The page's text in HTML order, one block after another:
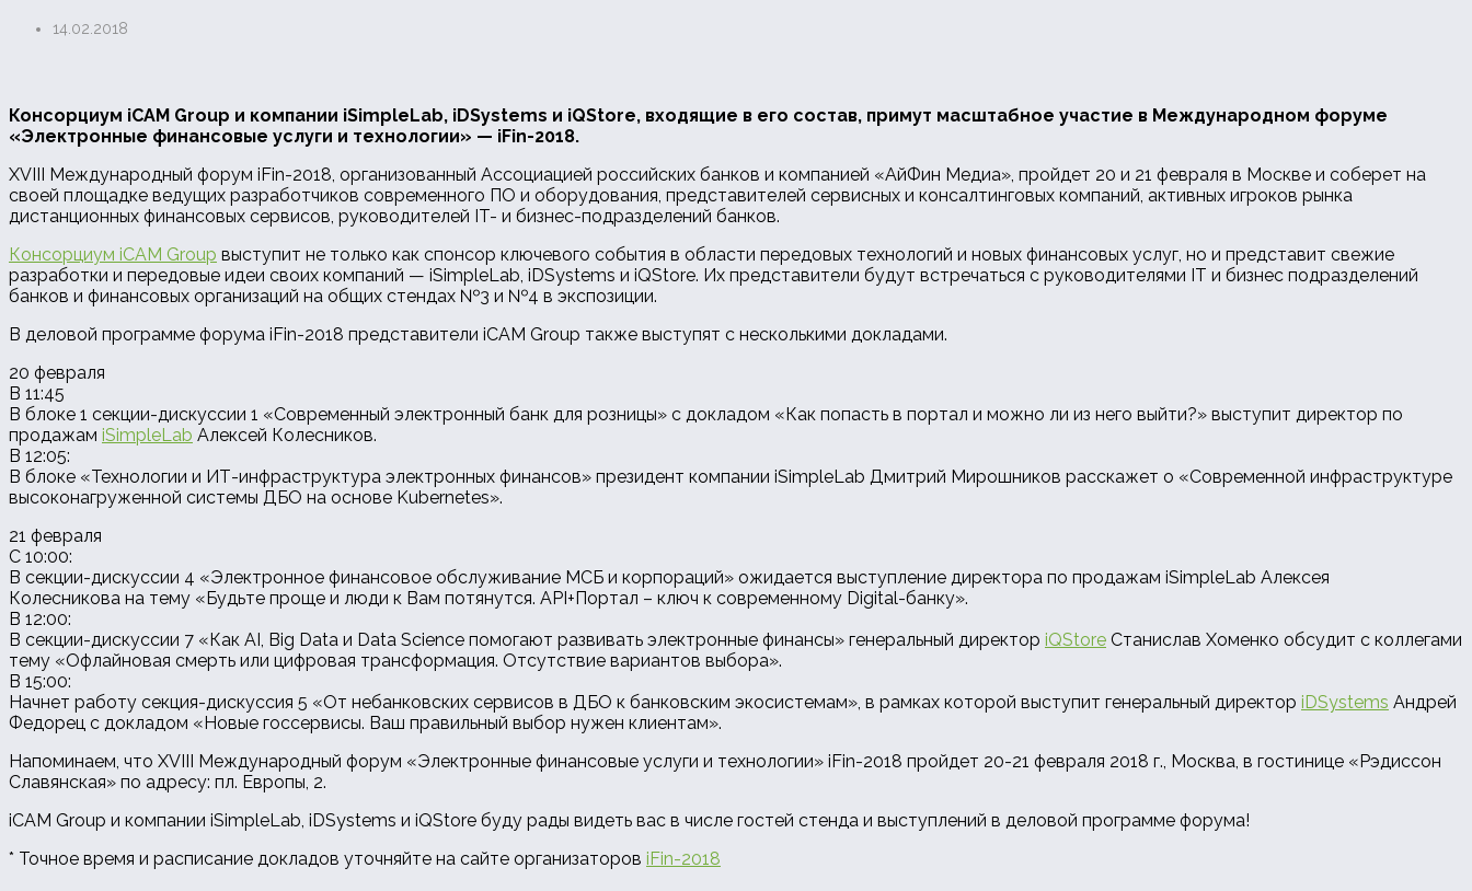
14.02.2018
Консорциум iCAM Group и компании iSimpleLab, iDSystems и iQStore, входящие в его состав, примут масштабное участие в Международном форуме
«Электронные финансовые услуги и технологии» — iFin-2018.
XVIII Международный форум iFin-2018, организованный Ассоциацией российских банков и компанией «АйФин Медиа», пройдет 20 и 21 февраля в Москве и соберет на
своей площадке ведущих разработчиков современного ПО и оборудования, представителей сервисных и консалтинговых компаний, активных игроков рынка
дистанционных финансовых сервисов, руководителей IT- и бизнес-подразделений банков.
Консорциум iCAM Group выступит не только как спонсор ключевого события в области передовых технологий и новых финансовых услуг, но и представит свежие
разработки и передовые идеи своих компаний — iSimpleLab, iDSystems и iQStore. Их представители будут встречаться с руководителями IT и бизнес подразделений
банков и финансовых организаций на общих стендах №3 и №4 в экспозиции.
В деловой программе форума iFin-2018 представители iCAM Group также выступят с несколькими докладами.
20 февраля
В 11:45
В блоке 1 секции-дискуссии 1 «Современный электронный банк для розницы» с докладом «Как попасть в портал и можно ли из него выйти?» выступит директор по
продажам iSimpleLab Алексей Колесников.
В 12:05:
В блоке «Технологии и ИТ-инфраструктура электронных финансов» президент компании iSimpleLab Дмитрий Мирошников расскажет о «Современной инфраструктуре
высоконагруженной системы ДБО на основе Kubernetes».
21 февраля
С 10:00:
В секции-дискуссии 4 «Электронное финансовое обслуживание МСБ и корпораций» ожидается выступление директора по продажам iSimpleLab Алексея
Колесникова на тему «Будьте проще и люди к Вам потянутся. API+Портал – ключ к современному Digital-банку».
В 12:00:
В секции-дискуссии 7 «Как AI, Big Data и Data Science помогают развивать электронные финансы» генеральный директор iQStore Станислав Хоменко обсудит с коллегами
тему «Офлайновая смерть или цифровая трансформация. Отсутствие вариантов выбора».
В 15:00:
Начнет работу секция-дискуссия 5 «От небанковских сервисов в ДБО к банковским экосистемам», в рамках которой выступит генеральный директор iDSystems Андрей
Федорец с докладом «Новые госсервисы. Ваш правильный выбор нужен клиентам».
Напоминаем, что XVIII Международный форум «Электронные финансовые услуги и технологии» iFin-2018 пройдет 20-21 февраля 2018 г., Москва, в гостинице «Рэдиссон
Славянская» по адресу: пл. Европы, 2.
iCAM Group и компании iSimpleLab, iDSystems и iQStore буду рады видеть вас в числе гостей стенда и выступлений в деловой программе форума!
* Точное время и расписание докладов уточняйте на сайте организаторов iFin-2018